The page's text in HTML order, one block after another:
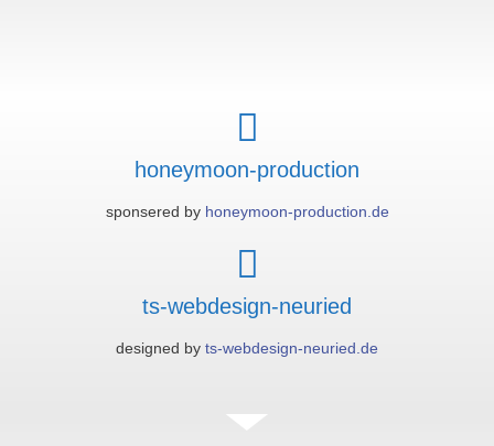
honeymoon-production
sponsered by honeymoon-production.de
ts-webdesign-neuried
designed by ts-webdesign-neuried.de